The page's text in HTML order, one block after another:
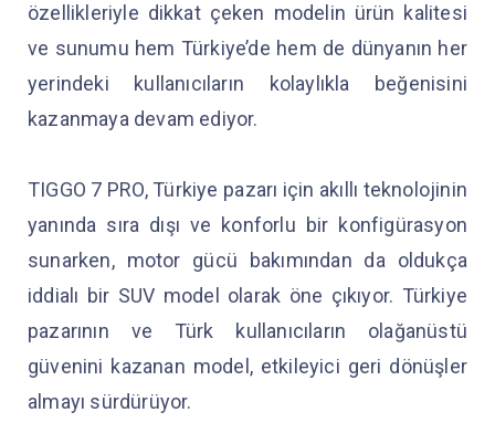
özellikleriyle dikkat çeken modelin ürün kalitesi
ve sunumu hem Türkiye’de hem de dünyanın her
yerindeki kullanıcıların kolaylıkla beğenisini
kazanmaya devam ediyor.
TIGGO 7 PRO, Türkiye pazarı için akıllı teknolojinin
yanında sıra dışı ve konforlu bir konfigürasyon
sunarken, motor gücü bakımından da oldukça
iddialı bir SUV model olarak öne çıkıyor. Türkiye
pazarının ve Türk kullanıcıların olağanüstü
güvenini kazanan model, etkileyici geri dönüşler
almayı sürdürüyor.